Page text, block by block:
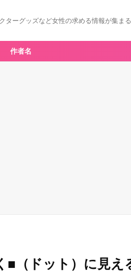
ターグッズなど女性の求める情報が集ま
作者名
■（ドット）に見